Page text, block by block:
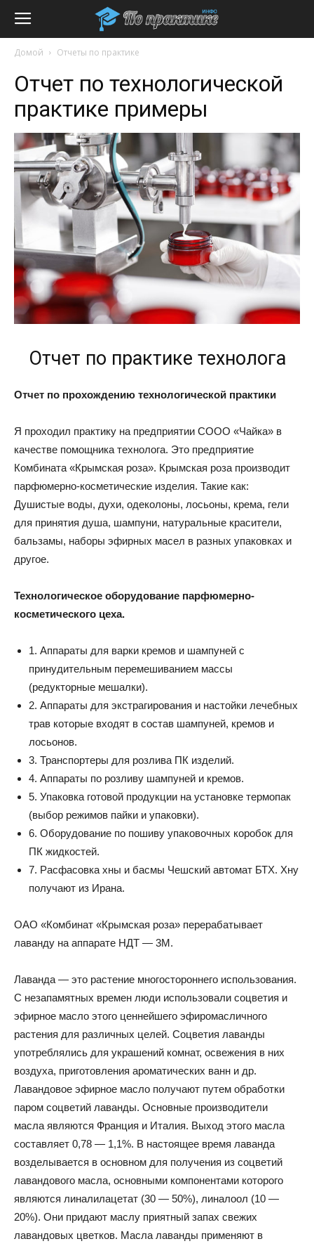
Домой Отчеты по практике
Отчет по технологической
практике примеры
Отчет по практике технолога
Отчет по прохождению технологической практики
Я проходил практику на предприятии СООО «Чайка» в
качестве помощника технолога. Это предприятие
Комбината «Крымская роза». Крымская роза производит
парфюмерно-косметические изделия. Такие как:
Душистые воды, духи, одеколоны, лосьоны, крема, гели
для принятия душа, шампуни, натуральные красители,
бальзамы, наборы эфирных масел в разных упаковках и
другое.
Технологическое оборудование парфюмерно-
косметического цеха.
1. Аппараты для варки кремов и шампуней с
принудительным перемешиванием массы
(редукторные мешалки).
2. Аппараты для экстрагирования и настойки лечебных
трав которые входят в состав шампуней, кремов и
лосьонов.
3. Транспортеры для розлива ПК изделий.
4. Аппараты по розливу шампуней и кремов.
5. Упаковка готовой продукции на установке термопак
(выбор режимов пайки и упаковки).
6. Оборудование по пошиву упаковочных коробок для
ПК жидкостей.
7. Расфасовка хны и басмы Чешский автомат БТХ. Хну
получают из Ирана.
ОАО «Комбинат «Крымская роза» перерабатывает
лаванду на аппарате НДТ — 3М.
Лаванда — это растение многостороннего использования.
С незапамятных времен люди использовали соцветия и
эфирное масло этого ценнейшего эфиромасличного
растения для различных целей. Соцветия лаванды
употреблялись для украшений комнат, освежения в них
воздуха, приготовления ароматических ванн и др.
Лавандовое эфирное масло получают путем обработки
паром соцветий лаванды. Основные производители
масла являются Франция и Италия. Выход этого масла
составляет 0,78 — 1,1%. В настоящее время лаванда
возделывается в основном для получения из соцветий
лавандового масла, основными компонентами которого
являются линалилацетат (30 — 50%), линалоол (10 —
20%). Они придают маслу приятный запах свежих
лавандовых цветков. Масла лаванды применяют в